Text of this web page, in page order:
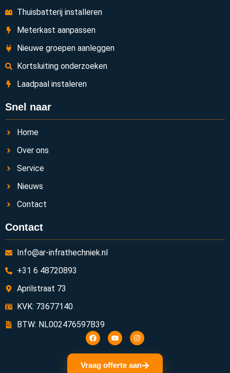
Thuisbatterij installeren
Meterkast aanpassen
Nieuwe groepen aanleggen
Kortsluiting onderzoeken
Laadpaal instaleren
Snel naar
Home
Over ons
Service
Nieuws
Contact
Contact
Info@ar-infrathechniek.nl
+31 6 48720893
Aprilstraat 73
KVK: 73677140
BTW: NL002476597B39
Vraag offerte aan